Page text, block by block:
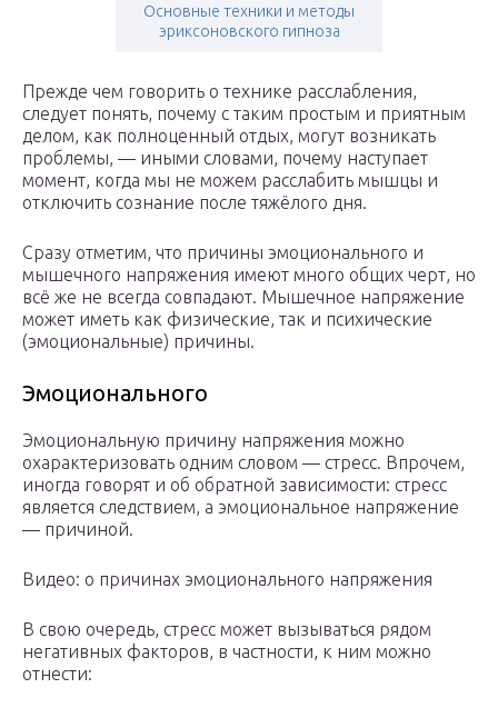
Основные техники и методы
эриксоновского гипноза
Прежде чем говорить о технике расслабления,
следует понять, почему с таким простым и приятным
делом, как полноценный отдых, могут возникать
проблемы, — иными словами, почему наступает
момент, когда мы не можем расслабить мышцы и
отключить сознание после тяжёлого дня.
Сразу отметим, что причины эмоционального и
мышечного напряжения имеют много общих черт, но
всё же не всегда совпадают. Мышечное напряжение
может иметь как физические, так и психические
(эмоциональные) причины.
Эмоционального
Эмоциональную причину напряжения можно
охарактеризовать одним словом — стресс. Впрочем,
иногда говорят и об обратной зависимости: стресс
является следствием, а эмоциональное напряжение
— причиной.
Видео: о причинах эмоционального напряжения
В свою очередь, стресс может вызываться рядом
негативных факторов, в частности, к ним можно
отнести: